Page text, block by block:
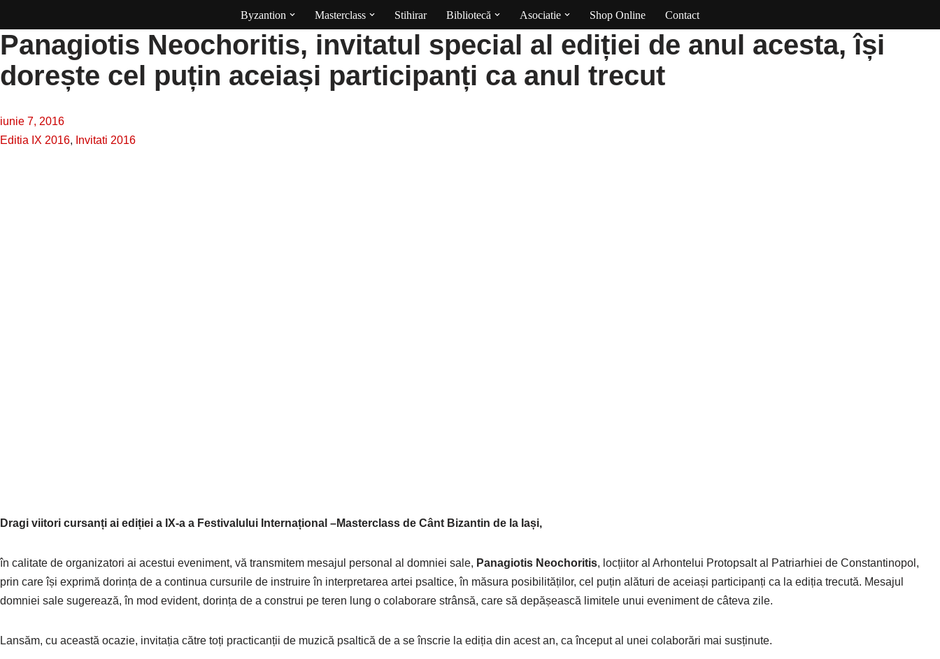
Sari
conținut
Byzantion Masterclass Stihirar Bibliotecă Asociatie Shop Online Contact
Panagiotis Neochoritis, invitatul special al ediției de anul acesta, își
dorește cel puțin aceiași participanți ca anul trecut
iunie 7, 2016
Editia IX 2016, Invitati 2016
Dragi viitori cursanți ai ediției a IX-a a Festivalului Internațional –Masterclass de Cânt Bizantin de la Iași,
în calitate de organizatori ai acestui eveniment, vă transmitem mesajul personal al domniei sale, Panagiotis Neochoritis, locțiitor al Arhontelui Protopsalt al Patriarhiei de Constantinopol,
prin care își exprimă dorința de a continua cursurile de instruire în interpretarea artei psaltice, în măsura posibilităților, cel puțin alături de aceiași participanți ca la ediția trecută. Mesajul
domniei sale sugerează, în mod evident, dorința de a construi pe teren lung o colaborare strânsă, care să depășească limitele unui eveniment de câteva zile.
Lansăm, cu această ocazie, invitația către toți practicanții de muzică psaltică de a se înscrie la ediția din acest an, ca început al unei colaborări mai susținute.